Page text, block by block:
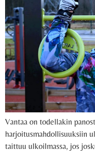
Vantaa on todellakin
harjoitusmahdollisuuksiin
taittuu ulkoilmassa, jos